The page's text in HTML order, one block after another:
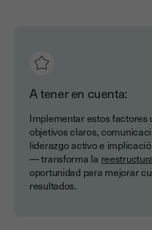
A tener en cuenta:
Implementar estos
objetivos claros,
liderazgo activo e
— transforma la
oportunidad para mejorar
resultados.